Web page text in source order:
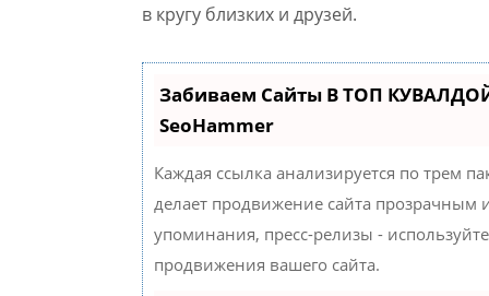
в кругу близких и друзей.
Забиваем Сайты В ТОП
SeoHammer
Каждая ссылка анализируется по трем
делает продвижение сайта прозрачным
упоминания, пресс-релизы -
продвижения вашего сайта.